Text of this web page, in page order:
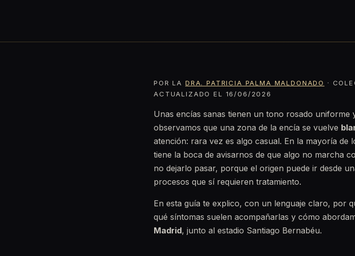
POR LA DRA. PATRICIA PALMA MALDONADO
·
ACTUALIZADO EL 16/06/2026
Unas encías sanas tienen un tono rosado
observamos que una zona de la encía se vuelve
atención: rara vez es algo casual. En la mayoría
tiene la boca de avisarnos de que algo no marcha
no dejarlo pasar, porque el origen puede ir desde
procesos que sí requieren tratamiento.
En esta guía te explico, con un lenguaje claro, por
qué síntomas suelen acompañarlas y cómo
Madrid, junto al estadio Santiago Bernabéu.